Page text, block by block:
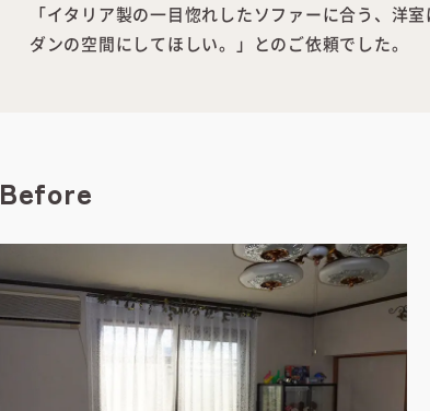
「イタリア製の一目惚れしたソファーに合う、洋
ダンの空間にしてほしい。」とのご依頼でした。
Before